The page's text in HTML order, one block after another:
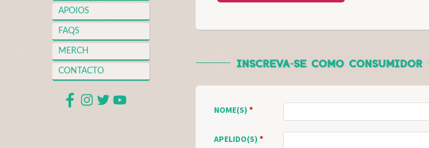
APOIOS
FAQS
MERCH
CONTACTO
R
I
INSCREVA-SE COMO CONSUMIDOR
NOME(S) *
APELIDO(S) *